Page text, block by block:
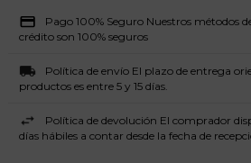
Pago 100% Seguro Nuestros métodos
crédito son 100% seguros
Política de envío El plazo de entrega
productos es entre 5 y 15 días.
Política de devolución El comprador
días hábiles a contar desde la fecha de